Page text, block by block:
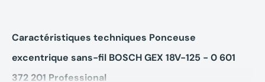
Caractéristiques techniques Ponceuse
excentrique sans-fil BOSCH GEX 18V-125 - 0 601
372 201 Professional